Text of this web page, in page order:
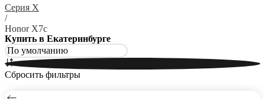
Серия X
/
Honor X7c
Купить в Екатеринбурге
Сбросить фильтры